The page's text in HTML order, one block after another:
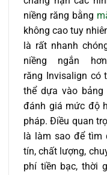
niềng răng bằng
không cao tuy
là rất nhanh
niềng ngắn
răng Invisalign có
thể dựa vào
đánh giá mức độ
pháp. Điều quan
là làm sao để tìm
tín, chất lượng,
phí tiền bạc, thời